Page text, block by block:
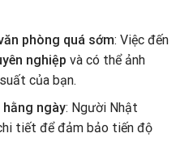
phòng quá sớm: Việc đến
nghiệp và có thể ảnh
của bạn.
hằng ngày: Người Nhật
tiết để đảm bảo tiến độ